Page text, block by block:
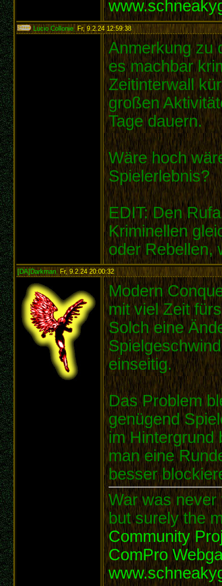
Lucio Collonie, Fr, 9.2.24 12:59:38:
Anmerkung zu
es machbar
Zeitinterwall
großen
Tage dauern.
Wäre hoch
Spielerlebnis?
EDIT: Den
Kriminellen
oder Rebellen,
[DA]Darkman, Fr, 9.2.24 20:00:32:
Modern
mit viel Zeit
Solch eine
einseitig.
Das Problem
genügend
im Hintergrund
man eine
besser
War was never
but surely the
Community
ComPro